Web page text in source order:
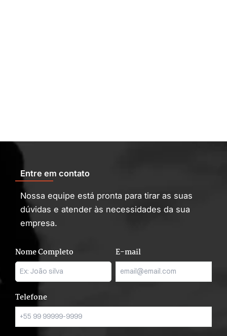
Entre em contato
Nossa equipe está pronta para tirar as suas
dúvidas e atender às necessidades da sua
empresa.
Nome Completo E-mail
Telefone